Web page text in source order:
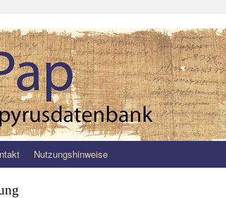
Nutzungshinweise